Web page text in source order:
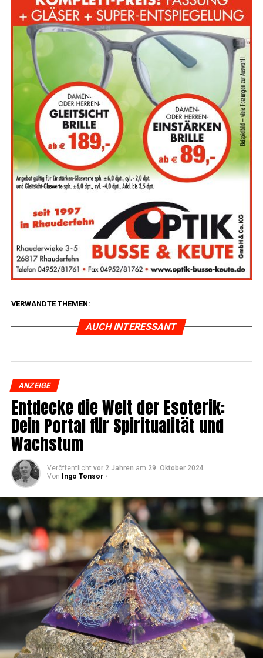
VERWANDTE THEMEN:
AUCH INTERESSANT
ANZEIGE
Ent­de­cke die Welt der Eso­te­rik:
Dein Por­tal für Spi­ri­tua­li­tät und
Wachstum
Veröffentlicht vor 2 Jahren am 29. Oktober 2024
Von Ingo Tonsor -